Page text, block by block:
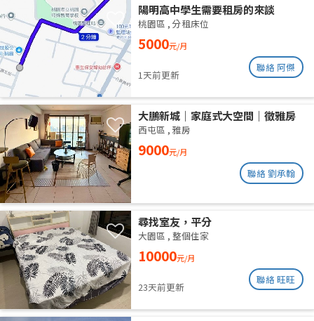
陽明高中學生需要租房的來談
桃園區 , 分租床位
5000元/月
1天前更新
聯絡 阿傑
大鵬新城｜家庭式大空間｜徵雅房
室友 1 人
西屯區 , 雅房
9000元/月
聯絡 劉承翰
尋找室友，平分
大園區 , 整個住家
10000元/月
23天前更新
聯絡 旺旺